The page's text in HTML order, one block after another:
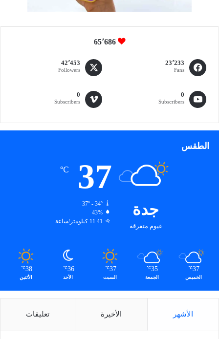
65٬686
23٬233
Fans
42٬453
Followers
0
Subscribers
0
Subscribers
الطقس
جدة
غيوم متفرقة
37
℃
37º - 34º
43%
11.41 كيلومتر/ساعة
37
℃
الخميس
35
℃
الجمعة
37
℃
السبت
36
℃
الأحد
38
℃
الأثنين
الأشهر الأخيرة تعليقات